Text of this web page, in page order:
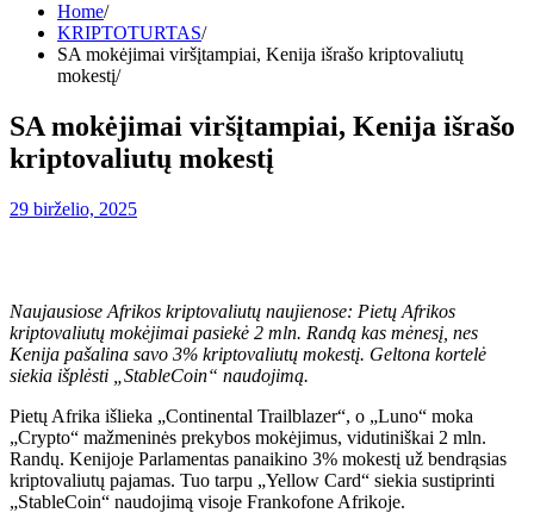
Home
KRIPTOTURTAS
SA mokėjimai viršįtampiai, Kenija išrašo kriptovaliutų
mokestį
SA mokėjimai viršįtampiai, Kenija išrašo
kriptovaliutų mokestį
29 birželio, 2025
Naujausiose Afrikos kriptovaliutų naujienose: Pietų Afrikos
kriptovaliutų mokėjimai pasiekė 2 mln. Randą kas mėnesį, nes
Kenija pašalina savo 3% kriptovaliutų mokestį. Geltona kortelė
siekia išplėsti „StableCoin“ naudojimą.
Pietų Afrika išlieka „Continental Trailblazer“, o „Luno“ moka
„Crypto“ mažmeninės prekybos mokėjimus, vidutiniškai 2 mln.
Randų. Kenijoje Parlamentas panaikino 3% mokestį už bendrąsias
kriptovaliutų pajamas. Tuo tarpu „Yellow Card“ siekia sustiprinti
„StableCoin“ naudojimą visoje Frankofone Afrikoje.